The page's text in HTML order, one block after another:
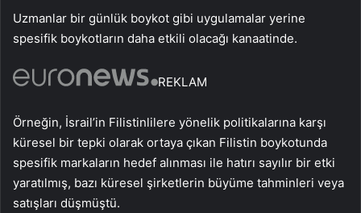
Uzmanlar bir günlük boykot gibi uygulamalar yerine
spesifik boykotların daha etkili olacağı kanaatinde.
REKLAM
Örneğin, İsrail’in Filistinlilere yönelik politikalarına karşı
küresel bir tepki olarak ortaya çıkan Filistin boykotunda
spesifik markaların hedef alınması ile hatırı sayılır bir etki
yaratılmış, bazı küresel şirketlerin büyüme tahminleri veya
satışları düşmüştü.